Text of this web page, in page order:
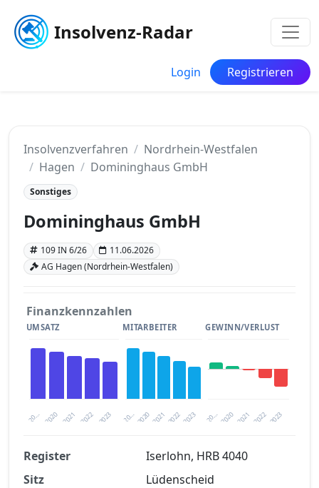
Insolvenz-Radar
Login Registrieren
Insolvenzverfahren
Nordrhein-Westfalen
Hagen
Domininghaus GmbH
Sonstiges
Domininghaus GmbH
109 IN 6/26
11.06.2026
AG Hagen (Nordrhein-Westfalen)
Finanzkennzahlen
UMSATZ
20… 2021 2023
2020 2022
MITARBEITER
20… 2021 2023
2020 2022
GEWINN/VERLUST
20… 2021 2023
2020 2022
Finanzkennzahlen nach kostenloser
Register
Iserlohn, HRB 4040
Sitz
Lüdenscheid